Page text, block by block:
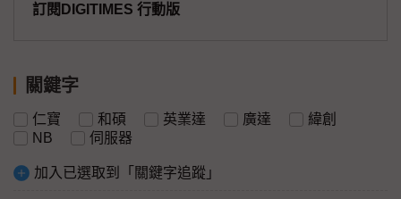
訂閱DIGITIMES 行動版
關鍵字
仁寶 和碩 英業達 廣達
緯創
NB
伺服器
加入已選取到「關鍵字追蹤」